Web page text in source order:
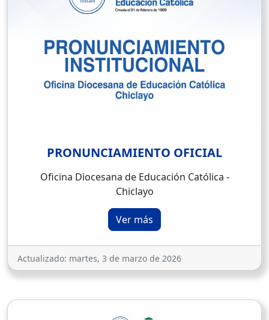
PRONUNCIAMIENTO OFICIAL
Oficina Diocesana de Educación Católica -
Chiclayo
Ver más
Actualizado: martes, 3 de marzo de 2026